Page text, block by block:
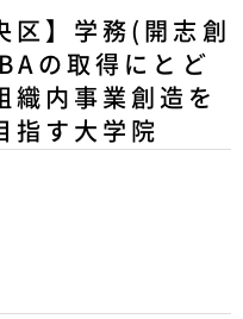
区】学務(開志創
の取得にとど
織内事業創造を
指す大学院